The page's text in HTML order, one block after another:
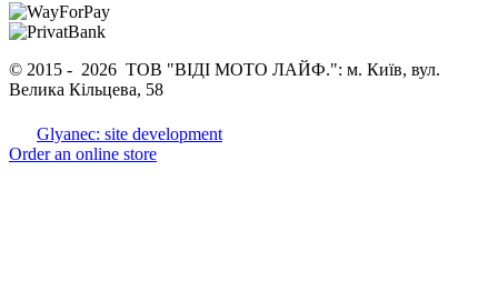
© 2015 - 2026 ТОВ "ВІДІ МОТО ЛАЙФ.": м. Київ, вул.
Велика Кільцева, 58
Glyanec: site development
Order an online store